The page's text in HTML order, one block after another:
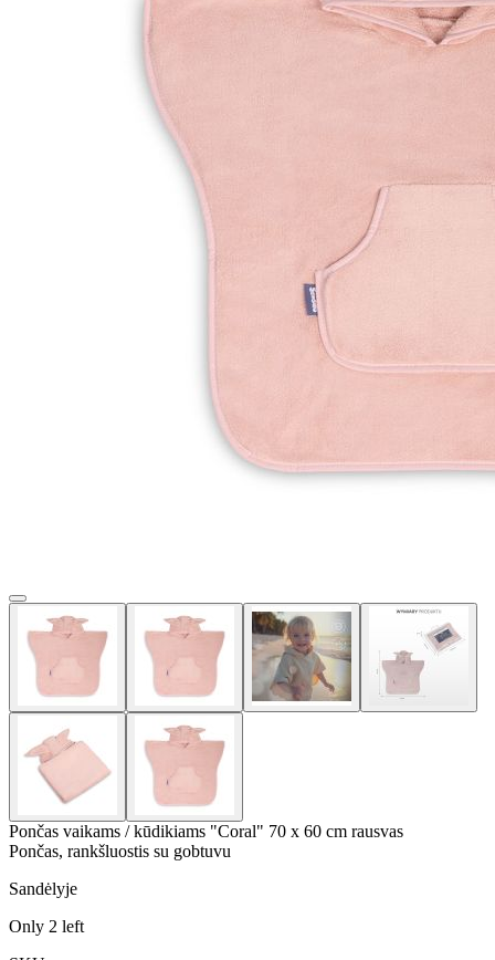
Pončas vaikams / kūdikiams "Coral" 70 x 60 cm rausvas
Pončas, rankšluostis su gobtuvu
Sandėlyje
Only 2 left